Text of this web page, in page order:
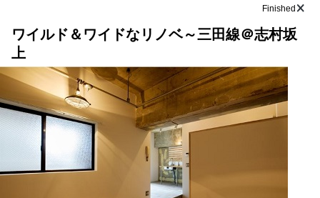
Finished
ワイルド＆ワイドなリノベ～三田線＠志村坂
上